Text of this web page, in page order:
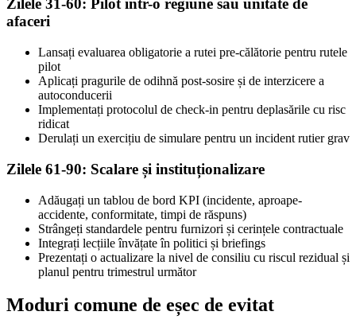
Zilele 31-60: Pilot într-o regiune sau unitate de
afaceri
Lansați evaluarea obligatorie a rutei pre-călătorie pentru rutele
pilot
Aplicați pragurile de odihnă post-sosire și de interzicere a
autoconducerii
Implementați protocolul de check-in pentru deplasările cu risc
ridicat
Derulați un exercițiu de simulare pentru un incident rutier grav
Zilele 61-90: Scalare și instituționalizare
Adăugați un tablou de bord KPI (incidente, aproape-
accidente, conformitate, timpi de răspuns)
Strângeți standardele pentru furnizori și cerințele contractuale
Integrați lecțiile învățate în politici și briefings
Prezentați o actualizare la nivel de consiliu cu riscul rezidual și
planul pentru trimestrul următor
Moduri comune de eșec de evitat